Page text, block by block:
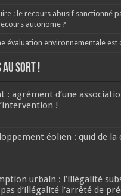
: le recours abusif sanctionné
autonome ?
évaluation environnementale
AU SORT !
: agrément d’une
!
éolien : quid de la
urbain : l’illégalité
pas d’illégalité l’arrêté de